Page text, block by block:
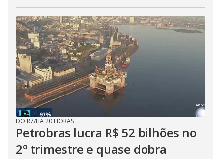
DO R7/HÁ 20 HORAS
Petrobras lucra R$ 52 bilhões no
2º trimestre e quase dobra